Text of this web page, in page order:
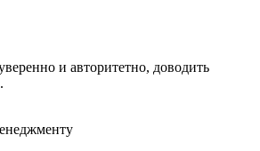
и авторитетно, доводить